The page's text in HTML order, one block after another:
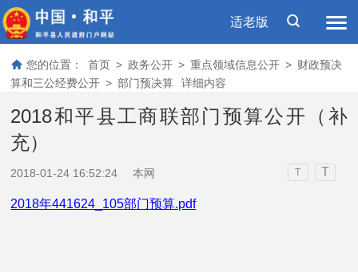
适老版
您的位置： 首页 > 政务公开 > 重点领域信息公开 > 财政预决
算和三公经费公开 > 部门预决算 详细内容
2018和平县工商联部门预算公开（补
充）
2018-01-24 16:52:24 本网 T T
2018年441624_105部门预算.pdf